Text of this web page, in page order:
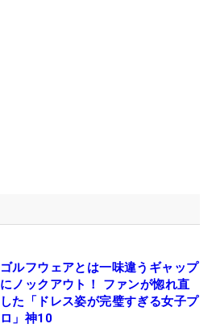
ゴルフウェアとは一味違うギャップ
にノックアウト！ ファンが惚れ直
した「ドレス姿が完璧すぎる女子プ
ロ」神10